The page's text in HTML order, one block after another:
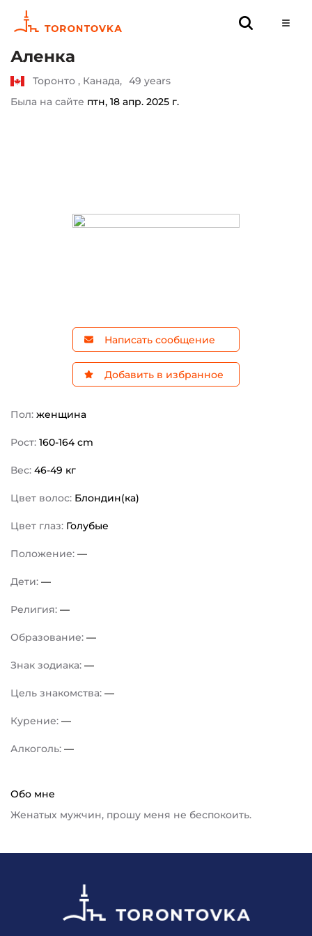
Аленка
Торонто , Канада, 49 years
Была на сайте птн, 18 апр. 2025 г.
Написать сообщение
Добавить в избранное
Пол: женщина
Рост: 160-164 cm
Вес: 46-49 кг
Цвет волос: Блондин(ка)
Цвет глаз: Голубые
Положение: —
Дети: —
Религия: —
Образование: —
Знак зодиака: —
Цель знакомства: —
Курение: —
Алкоголь: —
Обо мне
Женатых мужчин, прошу меня не беспокоить.